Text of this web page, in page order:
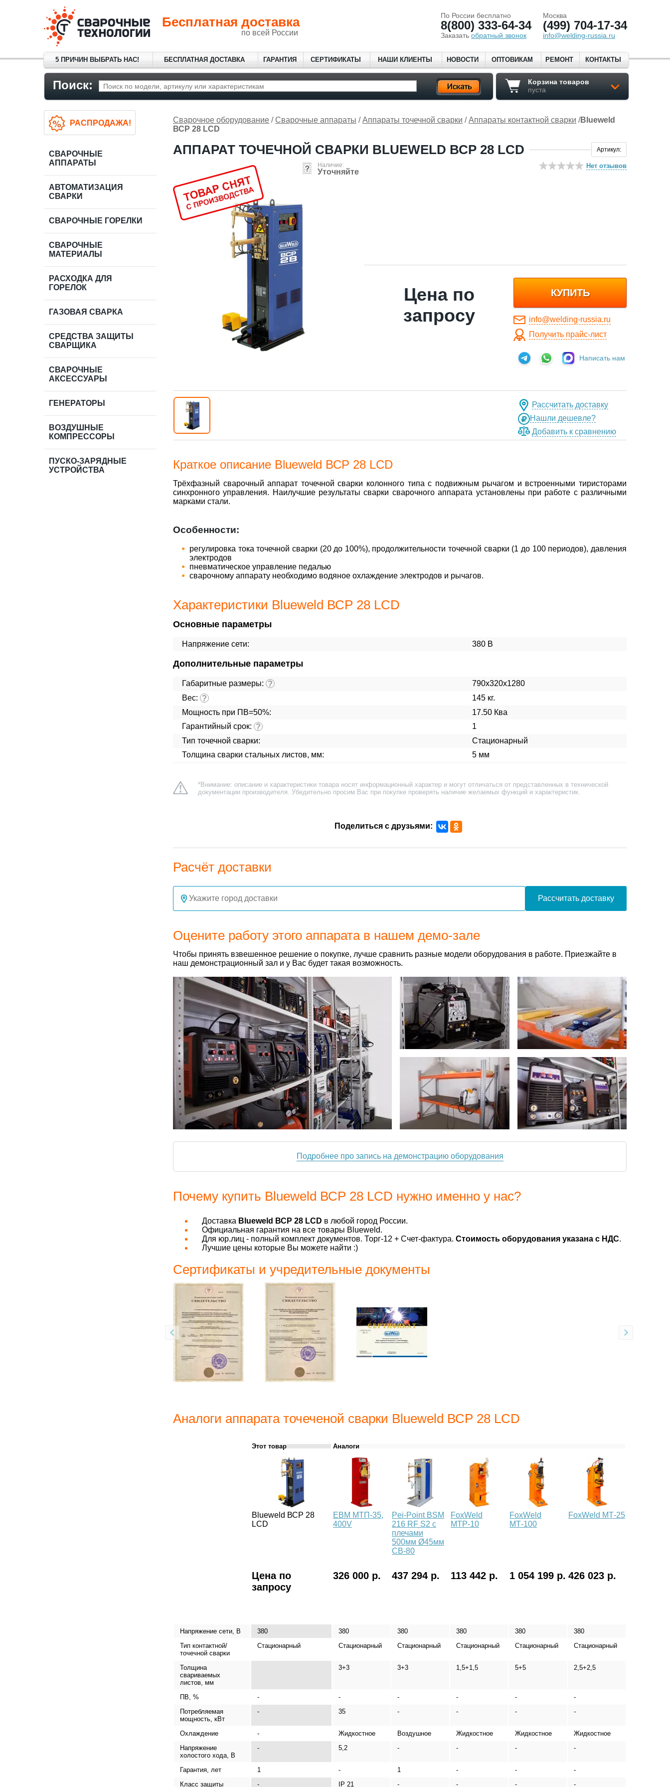
Бесплатная доставка
по всей России
По России бесплатно
8(800) 333-64-34
Заказать обратный звонок
Москва
(499) 704-17-34
info@welding-russia.ru
5 ПРИЧИН ВЫБРАТЬ НАС! БЕСПЛАТНАЯ ДОСТАВКА ГАРАНТИЯ СЕРТИФИКАТЫ НАШИ КЛИЕНТЫ НОВОСТИ ОПТОВИКАМ РЕМОНТ КОНТАКТЫ
Поиск:
Корзина товаров
пуста
Сварочное оборудование / Сварочные аппараты / Аппараты точечной сварки / Аппараты контактной сварки /Blueweld
ВСР 28 LCD
АППАРАТ ТОЧЕЧНОЙ СВАРКИ BLUEWELD ВСР 28 LCD
Нет отзывов
Артикул:
Наличие:
Уточняйте
Цена по
запросу
КУПИТЬ
info@welding-russia.ru
Получить прайс-лист
Написать нам
Рассчитать доставку
Нашли дешевле?
Добавить к сравнению
Краткое описание Blueweld ВСР 28 LCD
Трёхфазный сварочный аппарат точечной сварки колонного типа с подвижным рычагом и встроенными тиристорами
синхронного управления. Наилучшие результаты сварки сварочного аппарата установлены при работе с различными
марками стали.
​Особенности:
регулировка тока точечной сварки (20 до 100%), продолжительности точечной сварки (1 до 100 периодов), давления
электродов
пневматическое управление педалью
сварочному аппарату необходимо водяное охлаждение электродов и рычагов.
Характеристики Blueweld ВСР 28 LCD
Основные параметры
Напряжение сети: 380 В
Дополнительные параметры
Габаритные размеры: ?
790x320x1280
Вес: ?
145 кг.
Мощность при ПВ=50%:
17.50 Ква
Гарантийный срок: ?
1
Тип точечной сварки:
Стационарный
Толщина сварки стальных листов, мм:
5 мм
*Внимание: описание и характеристики товара носят информационный характер и могут отличаться от представленных в технической
документации производителя. Убедительно просим Вас при покупке проверять наличие желаемых функций и характеристик.
Поделиться с друзьями:
Расчёт доставки
Рассчитать доставку
Оцените работу этого аппарата в нашем демо-зале
Чтобы принять взвешенное решение о покупке, лучше сравнить разные модели оборудования в работе. Приезжайте в
наш демонстрационный зал и у Вас будет такая возможность.
Подробнее про запись на демонстрацию оборудования
Почему купить Blueweld ВСР 28 LCD нужно именно у нас?
Доставка Blueweld ВСР 28 LCD в любой город России.
Официальная гарантия на все товары Blueweld.
Для юр.лиц - полный комплект документов. Торг-12 + Счет-фактура. Стоимость оборудования указана с НДС.
Лучшие цены которые Вы можете найти :)
Сертификаты и учредительные документы
Аналоги аппарата точеченой сварки Blueweld ВСР 28 LCD
Этот товар Аналоги
Blueweld ВСР 28
LCD
ЕВМ МТП-35,
400V
Pei-Point BSM
216 RF S2 с
плечами
500мм Ø45мм
CB-80
FoxWeld
МТР-10
FoxWeld
МТ-100
FoxWeld МТ-25
Цена по
запросу
326 000 р. 437 294 р. 113 442 р. 1 054 199 р. 426 023 р.
Напряжение сети, В 380 380 380 380 380
380
Тип контактной/
точечной сварки
Стационарный Стационарный Стационарный Стационарный Стационарный Стационарный
Толщина
свариваемых
листов, мм
3+3 3+3 1,5+1,5 5+5 2,5+2,5
ПВ, % - - - - -
-
Потребляемая
мощность, кВт
- 35 - - - -
Охлаждение - Жидкостное Воздушное Жидкостное Жидкостное
Жидкостное
Напряжение
холостого хода, В
- 5,2 - - - -
Гарантия, лет 1 - 1 - -
-
Класс защиты
- IP 21 - - - -
РАСПРОДАЖА!
СВАРОЧНЫЕ
АППАРАТЫ
АВТОМАТИЗАЦИЯ
СВАРКИ
СВАРОЧНЫЕ ГОРЕЛКИ
СВАРОЧНЫЕ
МАТЕРИАЛЫ
РАСХОДКА ДЛЯ
ГОРЕЛОК
ГАЗОВАЯ СВАРКА
СРЕДСТВА ЗАЩИТЫ
СВАРЩИКА
СВАРОЧНЫЕ
АКСЕССУАРЫ
ГЕНЕРАТОРЫ
ВОЗДУШНЫЕ
КОМПРЕССОРЫ
ПУСКО-ЗАРЯДНЫЕ
УСТРОЙСТВА